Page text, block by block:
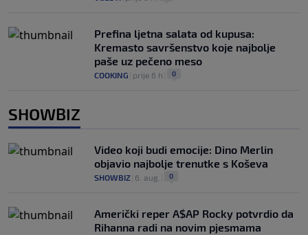
Prefina ljetna salata od kupusa:
Kremasto savršenstvo koje najbolje
paše uz pečeno meso
COOKING prije 6 h 0
SHOWBIZ
Video koji budi emocije: Dino Merlin
objavio najbolje trenutke s Koševa
SHOWBIZ 6. aug. 0
Američki reper A$AP Rocky potvrdio da
Rihanna radi na novim pjesmama